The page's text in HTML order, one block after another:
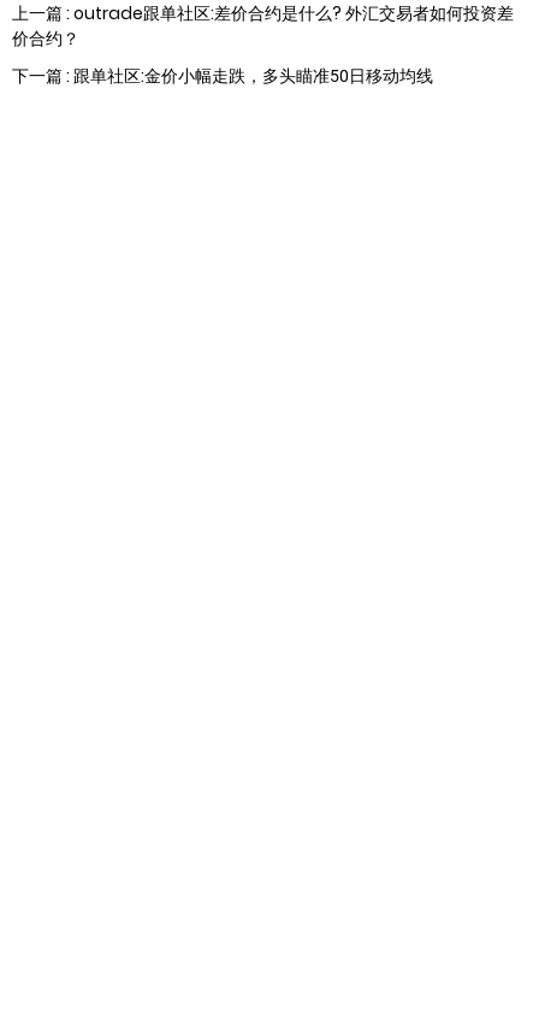
上一篇 : outrade跟单社区:差价合约是什么? 外汇交易者如何投资差
价合约？
下一篇 : 跟单社区:金价小幅走跌，多头瞄准50日移动均线